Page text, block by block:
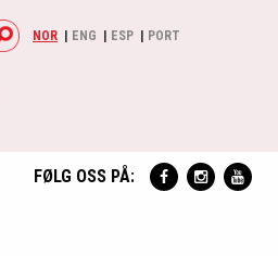
NOR ENG ESP PORT
FØLG OSS PÅ: